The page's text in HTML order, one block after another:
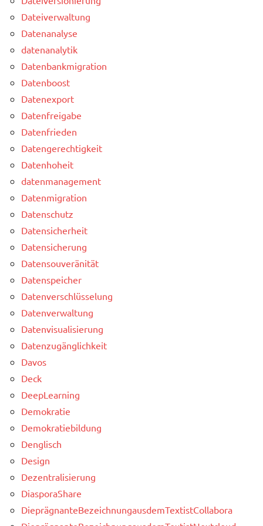
Dateiverwaltung
Datenanalyse
datenanalytik
Datenbankmigration
Datenboost
Datenexport
Datenfreigabe
Datenfrieden
Datengerechtigkeit
Datenhoheit
datenmanagement
Datenmigration
Datenschutz
Datensicherheit
Datensicherung
Datensouveränität
Datenspeicher
Datenverschlüsselung
Datenverwaltung
Datenvisualisierung
Datenzugänglichkeit
Davos
Deck
DeepLearning
Demokratie
Demokratiebildung
Denglisch
Design
Dezentralisierung
DiasporaShare
DieprägnanteBezeichnungausdemTextistCollabora